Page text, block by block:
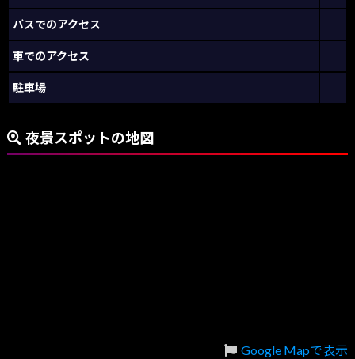
バスでのアクセス
車でのアクセス
駐車場
夜景スポットの地図
Google Mapで表示